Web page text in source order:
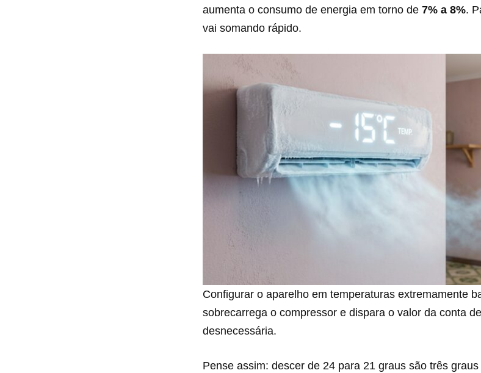
aumenta o consumo de energia em torno de 7% a 8%.
vai somando rápido.
Configurar o aparelho em temperaturas extremamente
sobrecarrega o compressor e dispara o valor da conta
desnecessária.
Pense assim: descer de 24 para 21 graus são três